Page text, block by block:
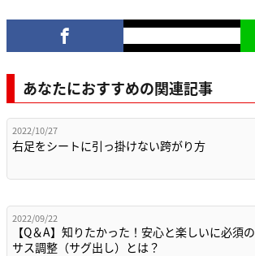
あなたにおすすめの関連記事
2022/10/27
右足をシートに引っ掛けない跨がり方
2022/09/22
【Q＆A】知りたかった！安心と楽しいに必須の
サス調整（サグ出し）とは？